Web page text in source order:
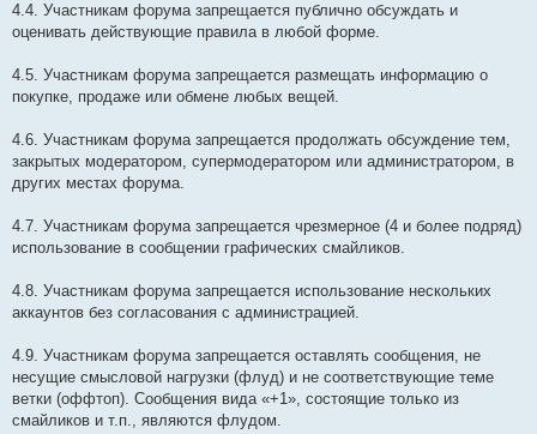
4.4. Участникам форума запрещается публично обсуждать и
оценивать действующие правила в любой форме.
4.5. Участникам форума запрещается размещать информацию о
покупке, продаже или обмене любых вещей.
4.6. Участникам форума запрещается продолжать обсуждение тем,
закрытых модератором, супермодератором или администратором, в
других местах форума.
4.7. Участникам форума запрещается чрезмерное (4 и более подряд)
использование в сообщении графических смайликов.
4.8. Участникам форума запрещается использование нескольких
аккаунтов без согласования с администрацией.
4.9. Участникам форума запрещается оставлять сообщения, не
несущие смысловой нагрузки (флуд) и не соответствующие теме
ветки (оффтоп). Сообщения вида «+1», состоящие только из
смайликов и т.п., являются флудом.